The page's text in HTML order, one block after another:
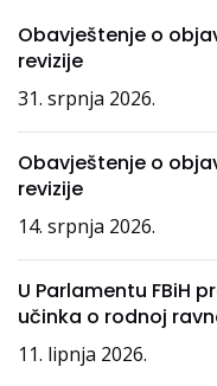
Obavještenje o
revizije
31. srpnja 2026.
Obavještenje o
revizije
14. srpnja 2026.
U Parlamentu FBiH
učinka o rodnoj
11. lipnja 2026.